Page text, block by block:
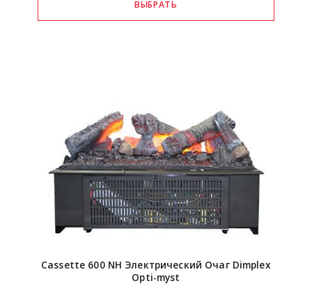
Cassette 600 NH Электрический Очаг Dimplex
Opti-myst